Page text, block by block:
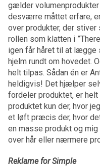
gælder
desværre måttet erfare,
over produkter, der stiver
rollen som klatten i
igen får håret til at
hjelm rundt om hovedet.
helt tilpas. Sådan én er
heldigvis! Det hjælper
fordeler produktet, er
produktet kun der, hvor
et løft præcis der, hvor
en masse produkt og
over hår eller nærmere
Reklame for Simple